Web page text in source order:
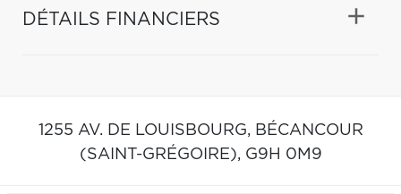
DÉTAILS FINANCIERS
1255 AV. DE LOUISBOURG, BÉCANCOUR
(SAINT-GRÉGOIRE), G9H 0M9